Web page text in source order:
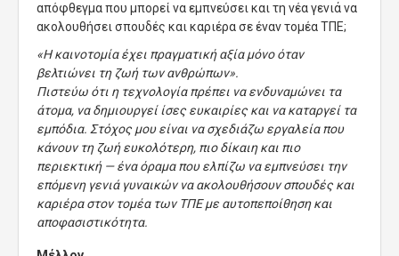
απόφθεγμα που μπορεί να εμπνεύσει και τη νέα γενιά να
ακολουθήσει σπουδές και καριέρα σε έναν τομέα ΤΠΕ;
«Η καινοτομία έχει πραγματική αξία μόνο όταν
βελτιώνει τη ζωή των ανθρώπων».
Πιστεύω ότι η τεχνολογία πρέπει να ενδυναμώνει τα
άτομα, να δημιουργεί ίσες ευκαιρίες και να καταργεί τα
εμπόδια. Στόχος μου είναι να σχεδιάζω εργαλεία που
κάνουν τη ζωή ευκολότερη, πιο δίκαιη και πιο
περιεκτική — ένα όραμα που ελπίζω να εμπνεύσει την
επόμενη γενιά γυναικών να ακολουθήσουν σπουδές και
καριέρα στον τομέα των ΤΠΕ με αυτοπεποίθηση και
αποφασιστικότητα.